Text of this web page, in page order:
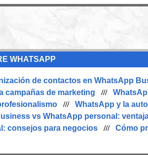
WHATSAPP
de contactos en WhatsApp
campañas de marketing ///
/// WhatsApp y la
vs WhatsApp personal:
consejos para negocios /// Cómo